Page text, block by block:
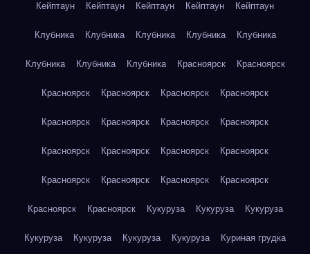
Кейптаун Кейптаун Кейптаун Кейптаун Кейптаун
Клубника Клубника Клубника Клубника Клубника
Клубника Клубника Клубника Красноярск Красноярск
Красноярск Красноярск Красноярск Красноярск
Красноярск Красноярск Красноярск Красноярск
Красноярск Красноярск Красноярск Красноярск
Красноярск Красноярск Красноярск Красноярск
Красноярск Красноярск Кукуруза Кукуруза Кукуруза
Кукуруза Кукуруза Кукуруза Кукуруза Куриная грудка